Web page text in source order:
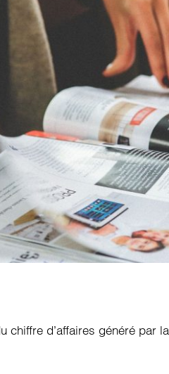
chiffre d’affaires généré